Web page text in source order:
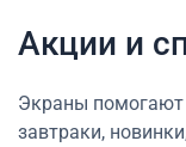
Акции и
Экраны помогают
завтраки,